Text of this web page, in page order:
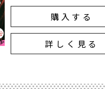
購入する
詳しく見る